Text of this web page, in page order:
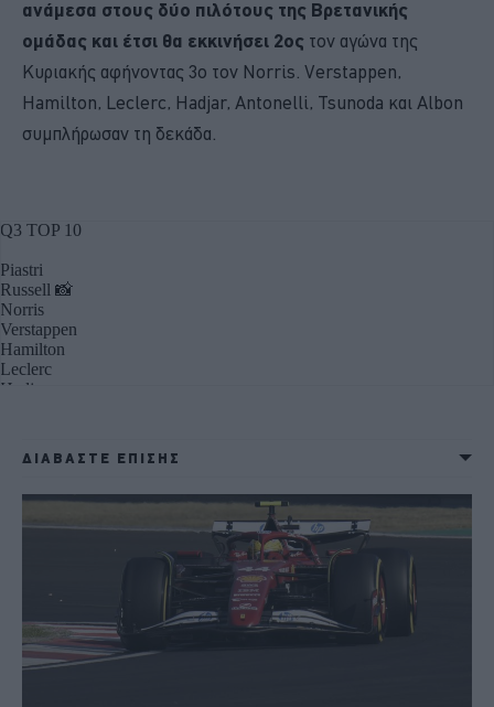
ανάμεσα στους δύο πιλότους της Βρετανικής
ομάδας και έτσι θα εκκινήσει 2ος τον αγώνα της
Κυριακής αφήνοντας 3ο τον Norris. Verstappen,
Hamilton, Leclerc, Hadjar, Antonelli, Tsunoda και Albon
συμπλήρωσαν τη δεκάδα.
ΔΙΑΒΑΣΤΕ ΕΠΙΣΗΣ